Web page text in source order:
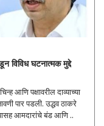
विविध घटनात्मक मुद्दे
आणि पक्षावरील दाव्याच्या
पार पडली. उद्धव ठाकरे
आमदारांचे बंड आणि ..